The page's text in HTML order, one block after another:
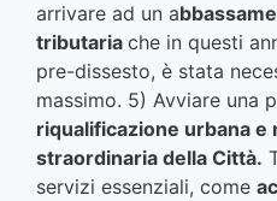
arrivare ad un a
tributaria che in questi
pre-dissesto, è stata
massimo. 5) Avviare una
riqualificazione urbana e
straordinaria della Città.
servizi essenziali, come